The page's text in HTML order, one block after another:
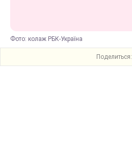
Фото: колаж РБК-Україна
Поделиться: